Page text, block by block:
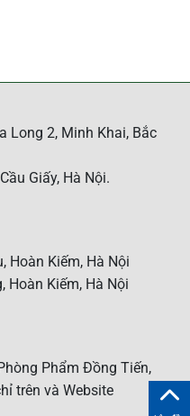
Long 2, Minh Khai, Bắc
Giấy, Hà Nội.
Hoàn Kiếm, Hà Nội
Hoàn Kiếm, Hà Nội
Phẩm Đồng Tiến,
trên và Website